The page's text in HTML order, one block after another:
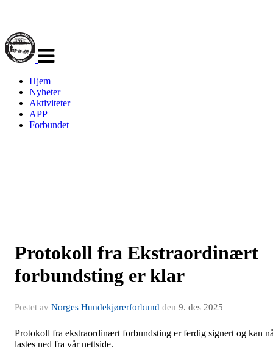
navigasjon
Hjem
Nyheter
Aktiviteter
APP
Forbundet
Protokoll fra Ekstraordinært
forbundsting er klar
Postet av Norges Hundekjørerforbund den 9. des 2025
Protokoll fra ekstraordinært forbundsting er ferdig signert og kan
lastes ned fra vår nettside.